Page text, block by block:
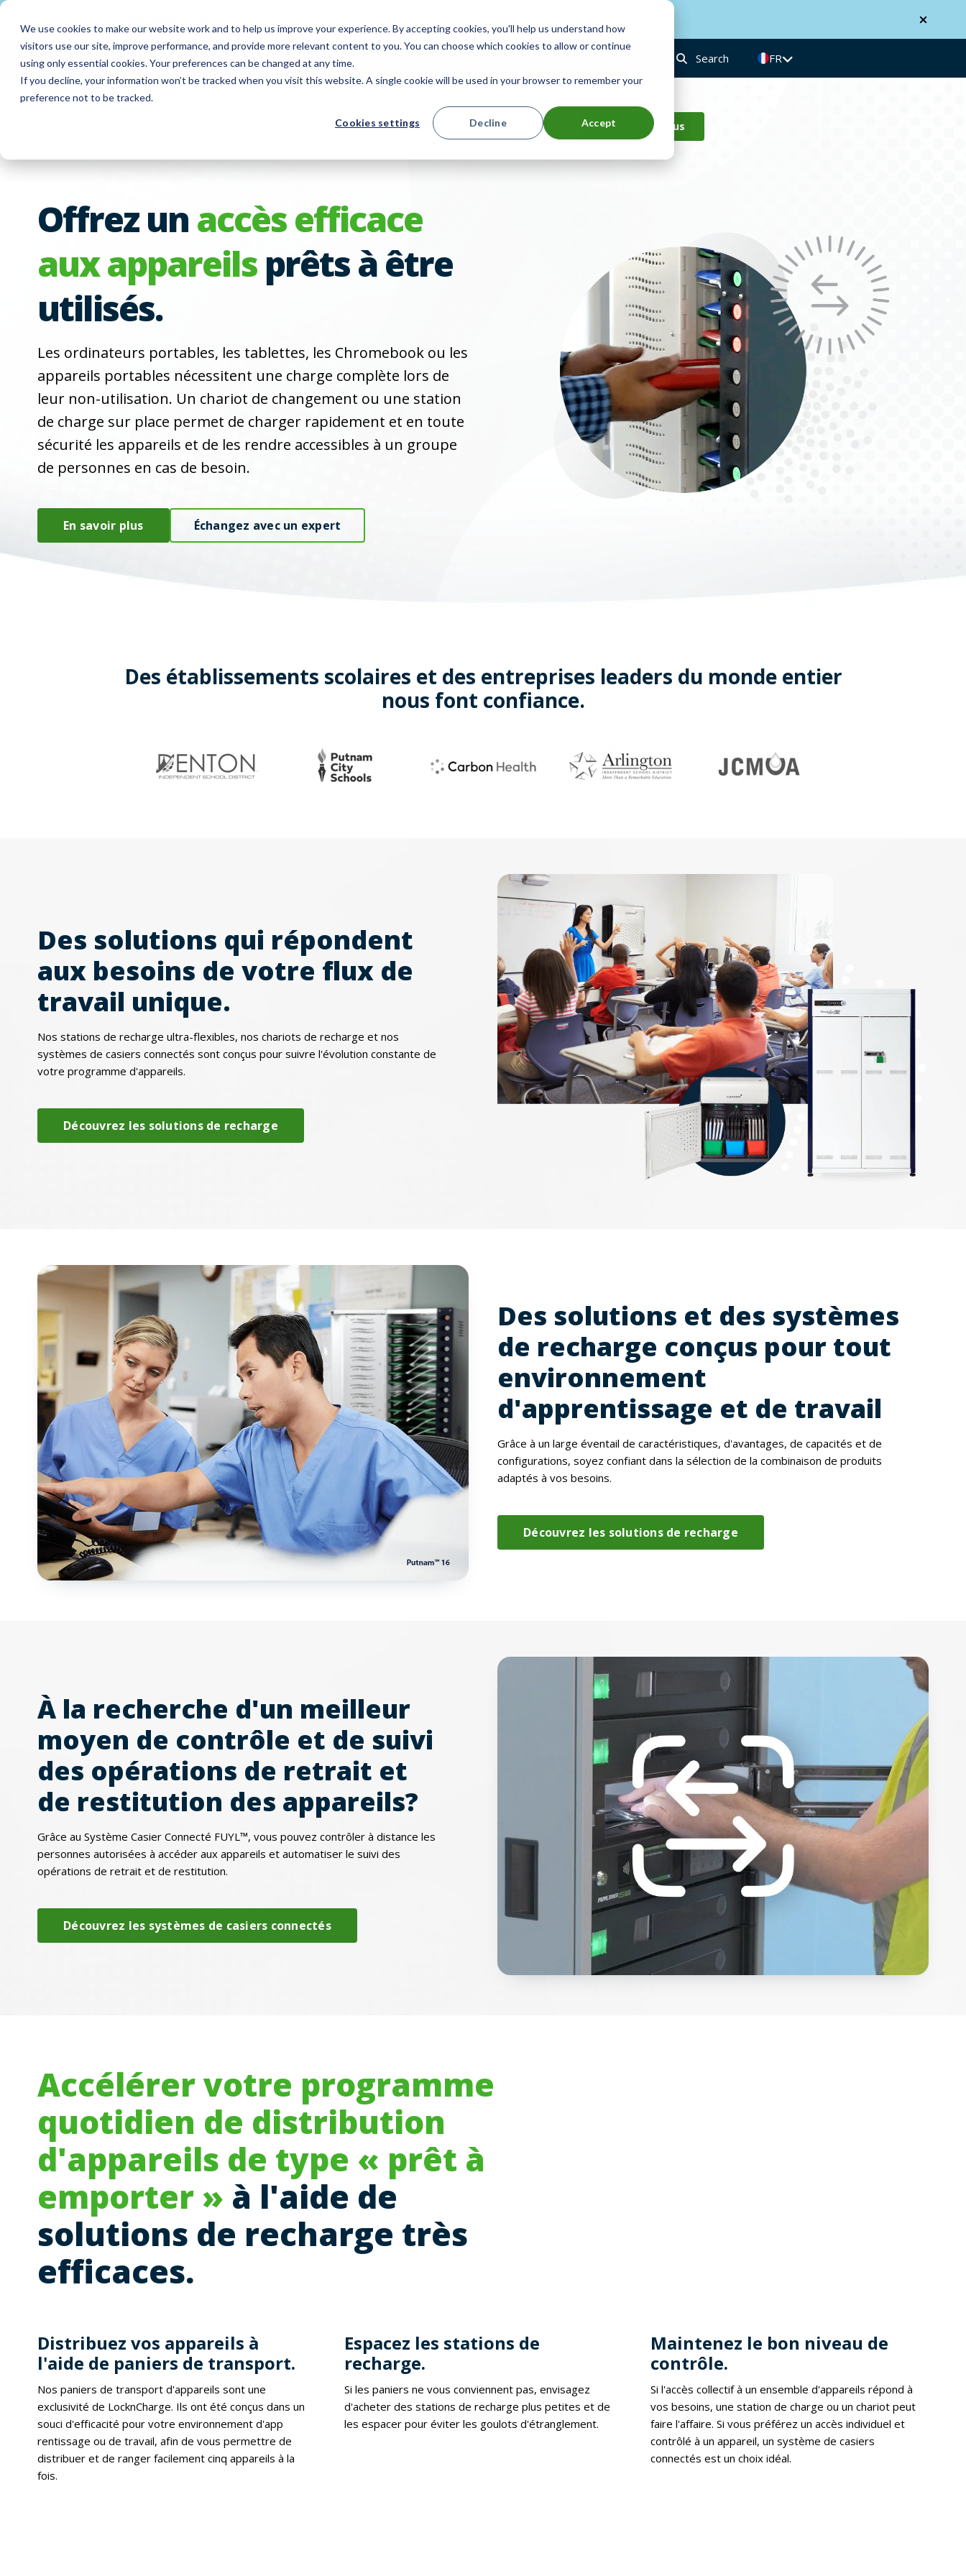
We use cookies to make our website work and to help us improve your experience. By accepting cookies, you'll help us understand how
visitors use our site, improve performance, and provide more relevant content to you. You can choose which cookies to allow or continue
using only essential cookies. Your preferences can be changed at any time.
If you decline, your information won’t be tracked when you visit this website. A single cookie will be used in your browser to remember your
preference not to be tracked.
Cookies settings Accept
Decline
Connexion au FUYL Portal Assistance client Search FR
Solutions Ressources Contactez-nous
Offrez un accès efficace
aux appareils prêts à être
utilisés.
Les ordinateurs portables, les tablettes, les Chromebook ou les
appareils portables nécessitent une charge complète lors de
leur non-utilisation. Un chariot de changement ou une station
de charge sur place permet de charger rapidement et en toute
sécurité les appareils et de les rendre accessibles à un groupe
de personnes en cas de besoin.
En savoir plus Échangez avec un expert
Des établissements scolaires et des entreprises leaders du monde entier
nous font confiance.
Des solutions qui répondent
aux besoins de votre flux de
travail unique.
Nos stations de recharge ultra-flexibles, nos chariots de recharge et nos
systèmes de casiers connectés sont conçus pour suivre l'évolution constante de
votre programme d'appareils.
Découvrez les solutions de recharge
Des solutions et des systèmes
de recharge conçus pour tout
environnement
d'apprentissage et de travail
Grâce à un large éventail de caractéristiques, d'avantages, de capacités et de
configurations, soyez confiant dans la sélection de la combinaison de produits
adaptés à vos besoins.
Découvrez les solutions de recharge
À la recherche d'un meilleur
moyen de contrôle et de suivi
des opérations de retrait et
de restitution des appareils?
Grâce au Système Casier Connecté FUYL™, vous pouvez contrôler à distance les
personnes autorisées à accéder aux appareils et automatiser le suivi des
opérations de retrait et de restitution.
Découvrez les systèmes de casiers connectés
Accélérer votre programme
quotidien de distribution
d'appareils de type « prêt à
emporter » à l'aide de
solutions de recharge très
efficaces.
Distribuez vos appareils à
l'aide de paniers de transport.
Nos paniers de transport d'appareils sont une
exclusivité de LocknCharge. Ils ont été conçus dans un
souci d'efficacité pour votre environnement d'app
rentissage ou de travail, afin de vous permettre de
distribuer et de ranger facilement cinq appareils à la
fois.
Espacez les stations de
recharge.
Si les paniers ne vous conviennent pas, envisagez
d'acheter des stations de recharge plus petites et de
les espacer pour éviter les goulots d'étranglement.
Maintenez le bon niveau de
contrôle.
Si l'accès collectif à un ensemble d'appareils répond à
vos besoins, une station de charge ou un chariot peut
faire l'affaire. Si vous préférez un accès individuel et
contrôlé à un appareil, un système de casiers
connectés est un choix idéal.